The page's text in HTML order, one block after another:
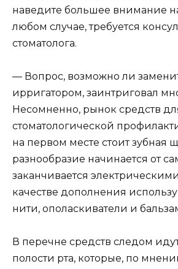
наведите большее внимание на
любом случае, требуется
стоматолога.
— Вопрос, возможно ли
ирригатором, заинтриговал
Несомненно, рынок средств
стоматологической
на первом месте стоит зубная
разнообразие начинается от
заканчивается
качестве дополнения
нити, ополаскиватели и
В перечне средств следом
полости рта, которые, по